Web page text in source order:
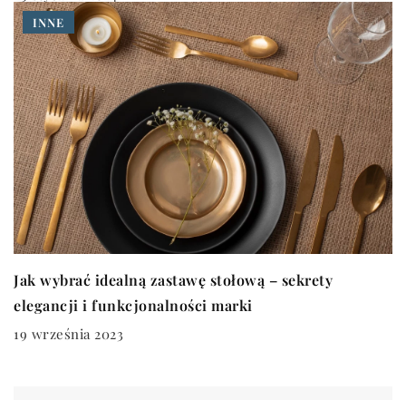
INNE
Jak wybrać idealną zastawę stołową – sekrety
elegancji i funkcjonalności marki
19 września 2023